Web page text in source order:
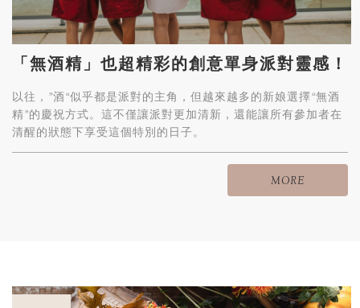
「無酒精」也超精彩的創意單身派對靈感！
以往，”酒“似乎都是派對的主角，但越來越多的新娘選擇“無酒
精”的慶祝方式。這不僅讓派對更加清新，還能讓所有參加者在
清醒的狀態下享受這個特別的日子。
今天，我們分享幾個創意的無酒精單身派對點子，讓你輕鬆規
MORE